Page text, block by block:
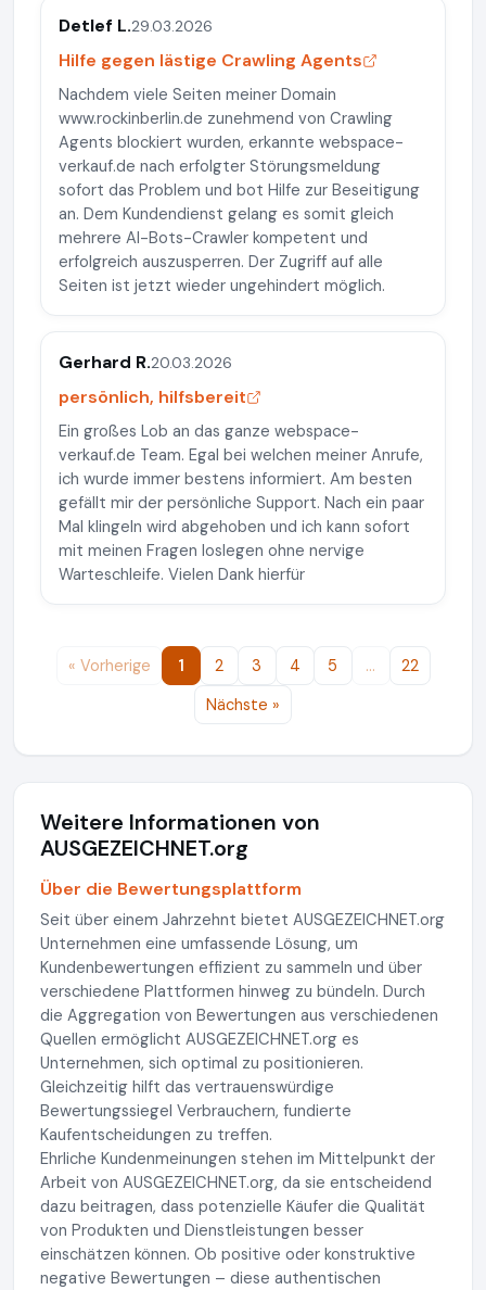
Detlef L.29.03.2026
Hilfe gegen lästige Crawling Agents
Nachdem viele Seiten meiner Domain
www.rockinberlin.de zunehmend von Crawling
Agents blockiert wurden, erkannte webspace-
verkauf.de nach erfolgter Störungsmeldung
sofort das Problem und bot Hilfe zur Beseitigung
an. Dem Kundendienst gelang es somit gleich
mehrere AI-Bots-Crawler kompetent und
erfolgreich auszusperren. Der Zugriff auf alle
Seiten ist jetzt wieder ungehindert möglich.
Gerhard R.20.03.2026
persönlich, hilfsbereit
Ein großes Lob an das ganze webspace-
verkauf.de Team. Egal bei welchen meiner Anrufe,
ich wurde immer bestens informiert. Am besten
gefällt mir der persönliche Support. Nach ein paar
Mal klingeln wird abgehoben und ich kann sofort
mit meinen Fragen loslegen ohne nervige
Warteschleife. Vielen Dank hierfür
« Vorherige 1 2 3 4 5 …
22
Nächste »
Weitere Informationen von
AUSGEZEICHNET.org
Über die Bewertungsplattform
Seit über einem Jahrzehnt bietet AUSGEZEICHNET.org
Unternehmen eine umfassende Lösung, um
Kundenbewertungen effizient zu sammeln und über
verschiedene Plattformen hinweg zu bündeln. Durch
die Aggregation von Bewertungen aus verschiedenen
Quellen ermöglicht AUSGEZEICHNET.org es
Unternehmen, sich optimal zu positionieren.
Gleichzeitig hilft das vertrauenswürdige
Bewertungssiegel Verbrauchern, fundierte
Kaufentscheidungen zu treffen.
Ehrliche Kundenmeinungen stehen im Mittelpunkt der
Arbeit von AUSGEZEICHNET.org, da sie entscheidend
dazu beitragen, dass potenzielle Käufer die Qualität
von Produkten und Dienstleistungen besser
einschätzen können. Ob positive oder konstruktive
negative Bewertungen – diese authentischen